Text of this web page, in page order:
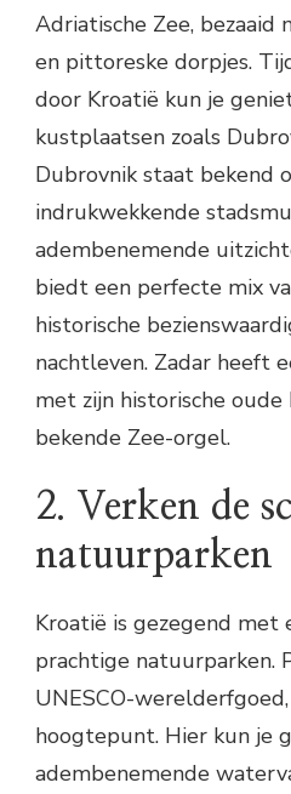
Adriatische Zee, bezaaid
en pittoreske dorpjes.
door Kroatië kun je
kustplaatsen zoals
Dubrovnik staat bekend
indrukwekkende
adembenemende
biedt een perfecte mix
historische
nachtleven. Zadar heeft
met zijn historische
bekende Zee-orgel.
2. Verken de
natuurparken
Kroatië is gezegend met
prachtige natuurparken.
UNESCO-
hoogtepunt. Hier kun je
adembenemende